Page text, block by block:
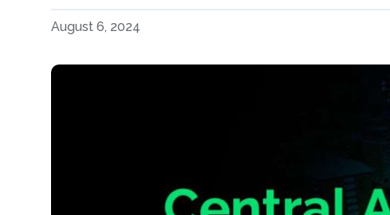
August 6, 2024